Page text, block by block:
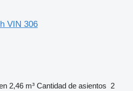
VIN 306
2,46 m³ Cantidad de asientos 2